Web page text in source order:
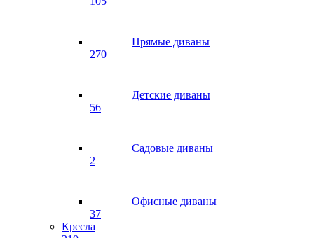
Прямые диваны
270
Детские диваны
56
Садовые диваны
2
Офисные диваны
37
Кресла